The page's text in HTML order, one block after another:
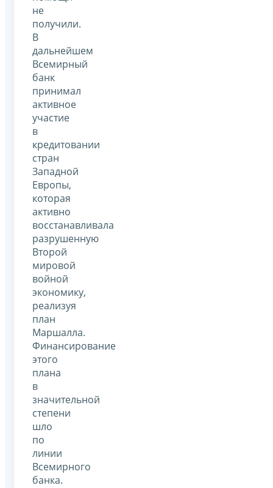
не
получили.
В
дальнейшем
Всемирный
банк
принимал
активное
участие
в
кредитовании
стран
Западной
Европы,
которая
активно
восстанавливала
разрушенную
Второй
мировой
войной
экономику,
реализуя
план
Маршалла.
Финансирование
этого
плана
в
значительной
степени
шло
по
линии
Всемирного
банка.